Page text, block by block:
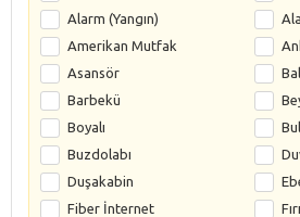
Alarm (Yangın)
Amerikan Mutfak
Asansör
Barbekü
Boyalı
Buzdolabı
Duşakabin
Fiber İnternet